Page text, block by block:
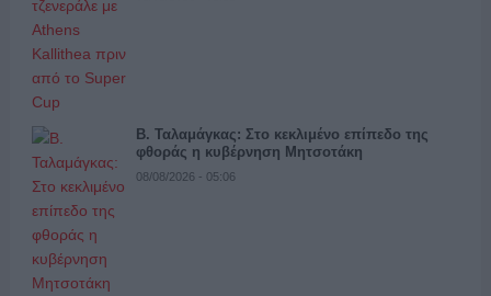
Β. Ταλαμάγκας: Στο κεκλιμένο επίπεδο της
φθοράς η κυβέρνηση Μητσοτάκη
08/08/2026 - 05:06